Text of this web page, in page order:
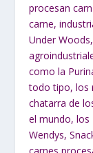
procesan
carne,
Under
como la
todo tipo, los
chatarra de
el mundo, los
Wendys,